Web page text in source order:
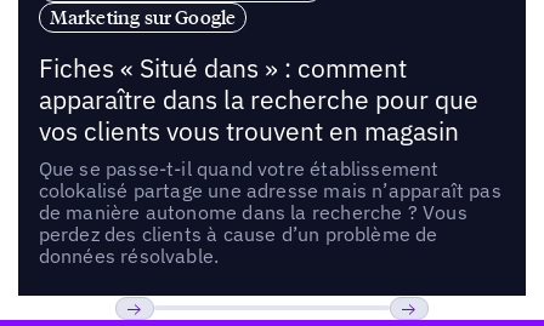
Marketing sur Google
Fiches « Situé dans » : comment
apparaître dans la recherche pour que
vos clients vous trouvent en magasin
Que se passe-t-il quand votre établissement
colokalisé partage une adresse mais n’apparaît pas
de manière autonome dans la recherche ? Vous
perdez des clients à cause d’un problème de
données résolvable.